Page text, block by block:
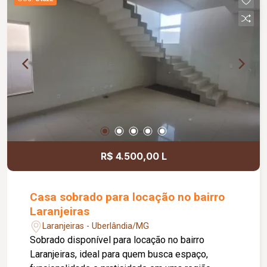
Lounge; Mini mercado; Academia; Coworking;
Centro estético; Espaço relax; Sauna; 03
elevadores atendendo a todos os pavimentos;
Empreendimento residencial com 25 pavimentos,
oferecendo completa estrutura de lazer, bem-
estar e praticidade.
R$ 4.500,00 L
Casa sobrado para locação no bairro
Laranjeiras
Laranjeiras - Uberlândia/MG
Sobrado disponível para locação no bairro
Laranjeiras, ideal para quem busca espaço,